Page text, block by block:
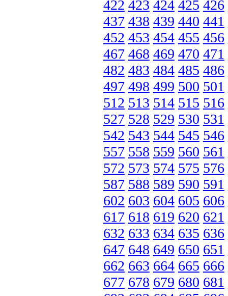
422 423 424 425 426
437 438 439 440 441
452 453 454 455 456
467 468 469 470 471
482 483 484 485 486
497 498 499 500 501
512 513 514 515 516
527 528 529 530 531
542 543 544 545 546
557 558 559 560 561
572 573 574 575 576
587 588 589 590 591
602 603 604 605 606
617 618 619 620 621
632 633 634 635 636
647 648 649 650 651
662 663 664 665 666
677 678 679 680 681